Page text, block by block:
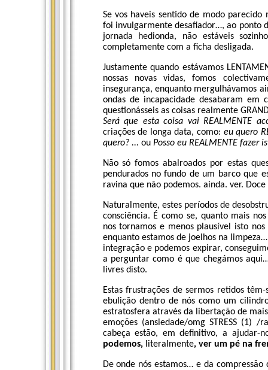
Se vos haveis sentido de modo
foi invulgarmente desafiador…, ao ponto
jornada hedionda, não estáveis
completamente com a ficha desligada.
Justamente quando estávamos
nossas novas vidas, fomos
insegurança, enquanto mergulhávamos
ondas de incapacidade desabaram
questionásseis as coisas realmente
Será que esta coisa vai REALMENTE
criações de longa data, como: eu quero
quero? ... ouPosso eu REALMENTE fazer
Não só fomos abalroados por estas
pendurados no fundo de um barco que
ravina que não podemos. ainda. ver. Doce
Naturalmente, estes períodos de
consciência. É como se, quanto mais
nos tornamos e menos plausível isto
enquanto estamos de joelhos na
integração e podemos expirar,
a perguntar como é que chegámos
livres disto.
Estas frustrações de sermos retidos
ebulição dentro de nós como um
estratosfera através da libertação de
emoções (ansiedade/omg STRESS (1)
cabeça estão, em definitivo, a ajudar-
podemos, literalmente, ver um pé na
De onde nós estamos… e da